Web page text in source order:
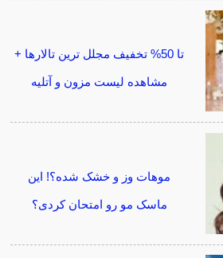
تا 50% تخفیف مجلل ترین تالارها +
مشاهده لیست مزون و آتلیه
موهات وز و خشک شده؟! این
ماسک مو رو امتحان کردی؟